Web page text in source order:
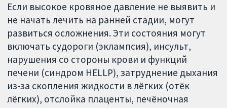
Если высокое кровяное давление не выявить и
не начать лечить на ранней стадии, могут
развиться осложнения. Эти состояния могут
включать судороги (эклампсия), инсульт,
нарушения со стороны крови и функций
печени (синдром HELLP), затруднение дыхания
из-за скопления жидкости в лёгких (отёк
лёгких), отслойка плаценты, печёночная